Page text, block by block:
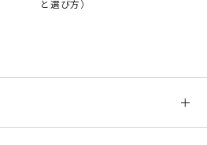
と選び方）